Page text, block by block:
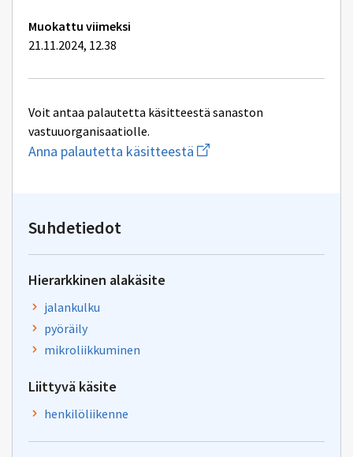
Muokattu viimeksi
21.11.2024, 12.38
Voit antaa palautetta käsitteestä sanaston
vastuuorganisaatiolle.
Anna palautetta käsitteestä Aloita
uuden
Suhdetiedot
Hierarkkinen alakäsite
jalankulku
pyöräily
mikroliikkuminen
Liittyvä käsite
henkilöliikenne